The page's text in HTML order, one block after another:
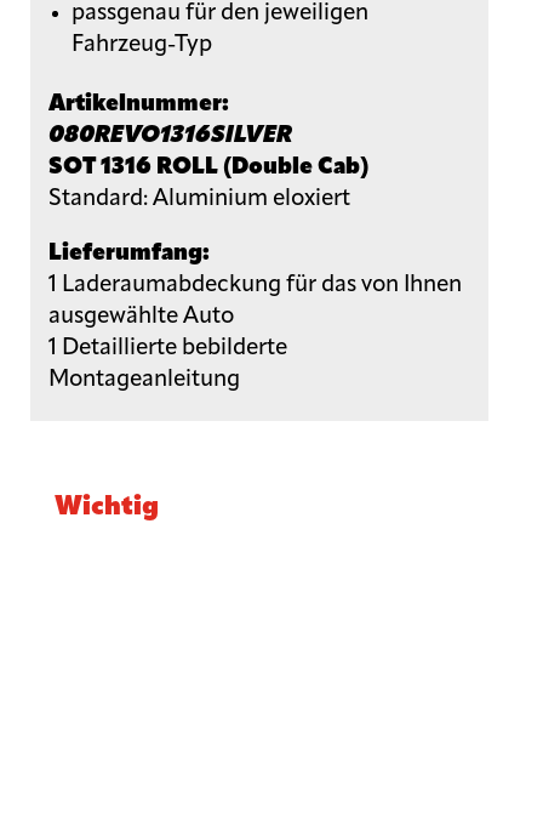
passgenau für den jeweiligen
Fahrzeug-Typ
Artikelnummer:
080REVO1316SILVER
SOT 1316 ROLL (Double Cab)
Standard: Aluminium eloxiert
Lieferumfang:
1 Laderaumabdeckung für das von Ihnen
ausgewählte Auto
1 Detaillierte bebilderte
Montageanleitung
Wichtig